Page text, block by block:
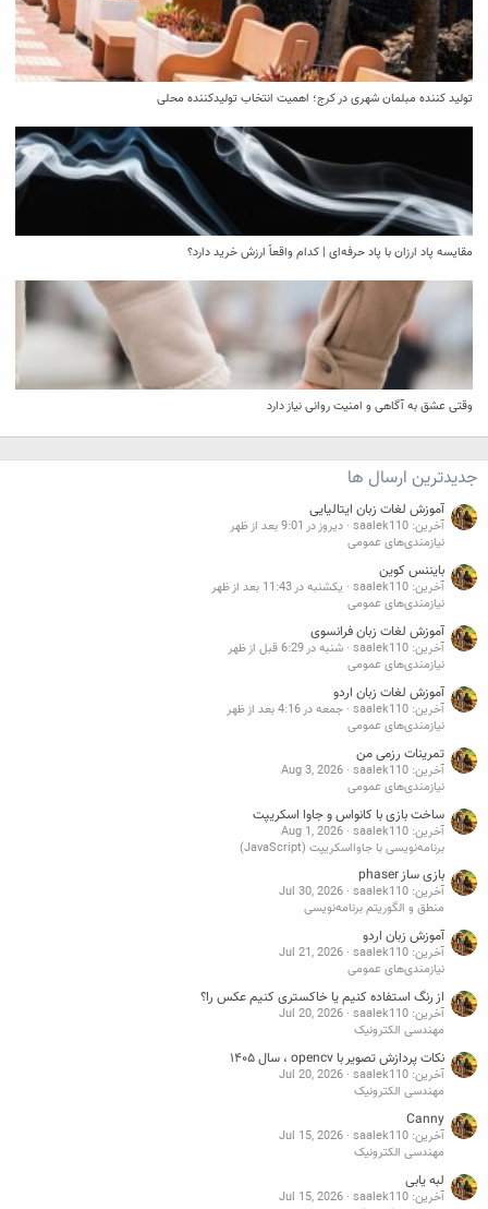
تولید کننده مبلمان شهری در کرج؛ اهمیت انتخاب تولیدکننده محلی
مقایسه پاد ارزان با پاد حرفه‌ای | کدام واقعاً ارزش خرید دارد؟
وقتی عشق به آگاهی و امنیت روانی نیاز دارد
جدیدترین ارسال ها
آموزش لغات زبان ایتالیایی
آخرین: saalek110
دیروز در 9:01 بعد از ظهر
نیازمندی‌های عمومی
بایننس کوین
آخرین: saalek110
یکشنبه در 11:43 بعد از ظهر
نیازمندی‌های عمومی
آموزش لغات زبان فرانسوی
آخرین: saalek110
شنبه در 6:29 قبل از ظهر
نیازمندی‌های عمومی
آموزش لغات زبان اردو
آخرین: saalek110
جمعه در 4:16 بعد از ظهر
نیازمندی‌های عمومی
تمرینات رزمی من
آخرین: saalek110
Aug 3, 2026
نیازمندی‌های عمومی
ساخت بازی با کانواس و جاوا اسکریپت
آخرین: saalek110
Aug 1, 2026
برنامه‌نویسی با جاوااسکریپت (JavaScript)
بازی ساز phaser
آخرین: saalek110
Jul 30, 2026
منطق و الگوریتم برنامه‌نویسی
آموزش زبان اردو
آخرین: saalek110
Jul 21, 2026
نیازمندی‌های عمومی
از رنگ استفاده کنیم یا خاکستری کنیم عکس را؟
آخرین: saalek110
Jul 20, 2026
مهندسی الکترونیک
نکات پردازش تصویر با opencv ، سال ۱۴۰۵
آخرین: saalek110
Jul 20, 2026
مهندسی الکترونیک
Canny
آخرین: saalek110
Jul 15, 2026
مهندسی الکترونیک
لبه یابی
آخرین: saalek110
Jul 15, 2026